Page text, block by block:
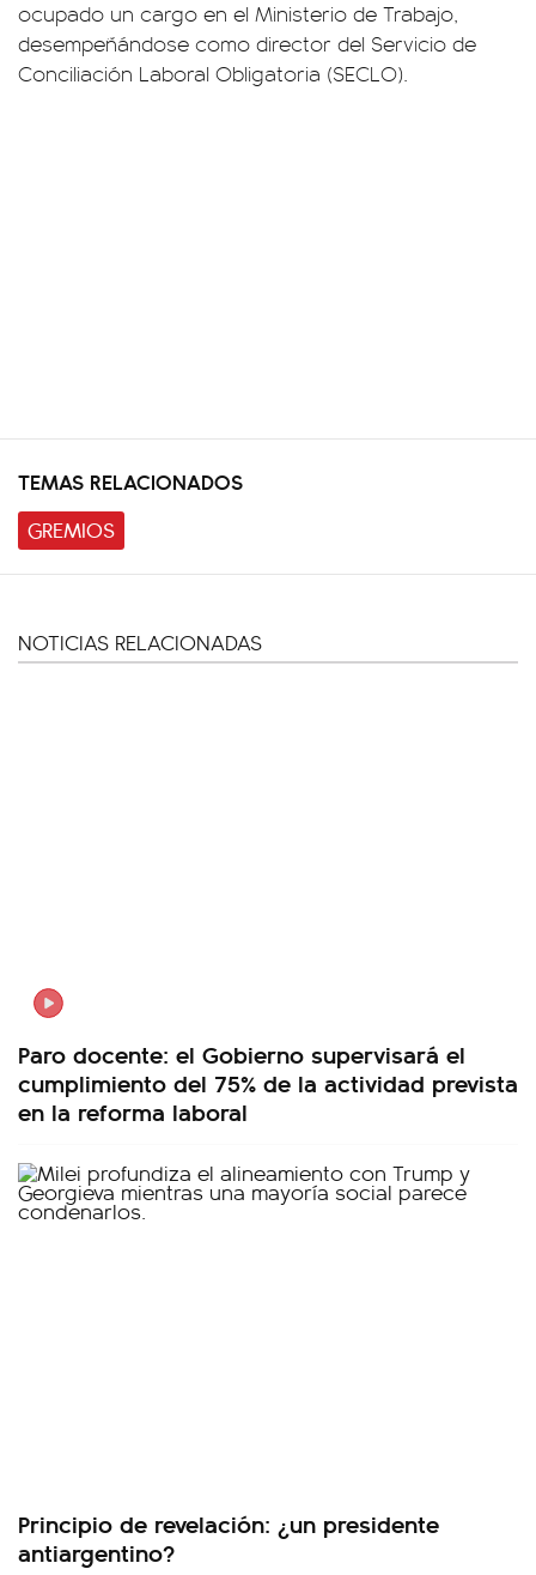
ocupado un cargo en el Ministerio de Trabajo,
desempeñándose como director del Servicio de
Conciliación Laboral Obligatoria (SECLO).
TEMAS RELACIONADOS
GREMIOS
NOTICIAS RELACIONADAS
Paro docente: el Gobierno supervisará el
cumplimiento del 75% de la actividad prevista
en la reforma laboral
Principio de revelación: ¿un presidente
antiargentino?